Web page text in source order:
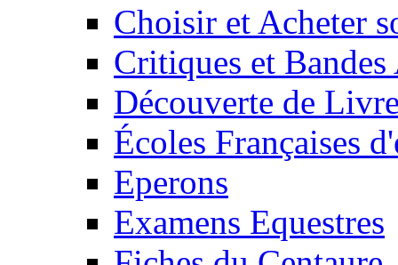
Choisir et Acheter
Critiques et
Découverte de
Écoles Françaises
Eperons
Examens Equestres